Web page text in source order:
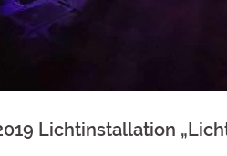
Lichtinstallation